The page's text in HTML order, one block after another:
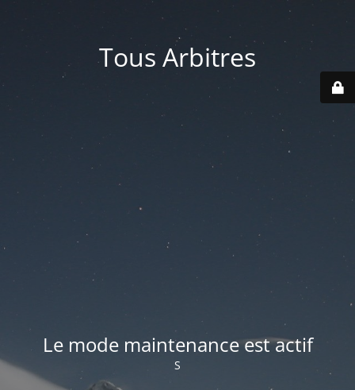
Tous Arbitres
Le mode maintenance est actif
S